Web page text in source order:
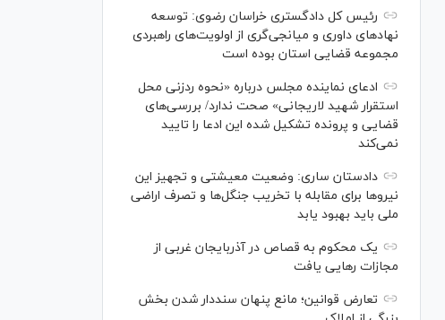
رئیس کل دادگستری خراسان رضوی: توسعه
نهاد‌های داوری و میانجی‌گری از اولویت‌های راهبردی
مجموعه قضایی استان بوده است
ادعای نماینده مجلس درباره «نحوه ردزنی محل
استقرار شهید لاریجانی» صحت ندارد/ بررسی‌های
قضایی و پرونده تشکیل شده این ادعا را تایید
نمی‌کند
دادستان ساری: وضعیت معیشتی و تجهیز این
نیرو‌ها برای مقابله با تخریب جنگل‌ها و تصرف اراضی
ملی باید بهبود یابد
یک محکوم به قصاص در آذربایجان‌ غربی از
مجازات رهایی یافت
تعارض قوانین؛ مانع پنهان سنددار شدن بخش